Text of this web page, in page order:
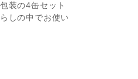
装の4缶セット
しの中でお使い